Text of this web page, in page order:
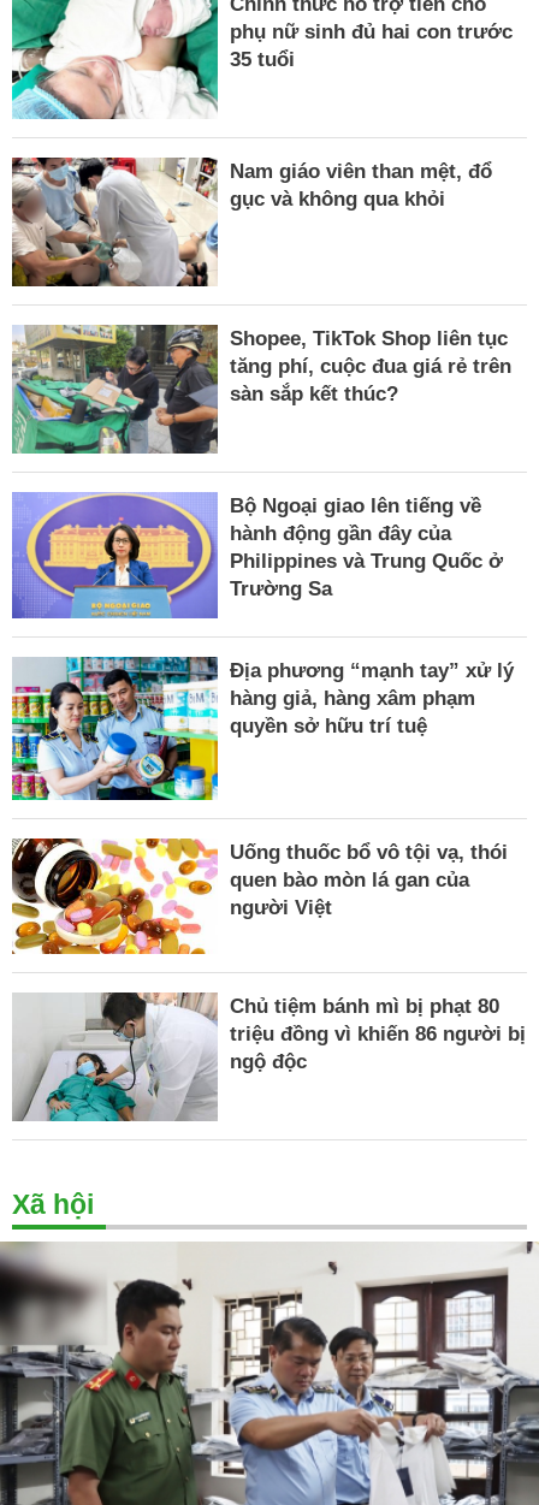
phụ nữ sinh đủ hai con trước
35 tuổi
Nam giáo viên than mệt, đổ
gục và không qua khỏi
Shopee, TikTok Shop liên tục
tăng phí, cuộc đua giá rẻ trên
sàn sắp kết thúc?
Bộ Ngoại giao lên tiếng về
hành động gần đây của
Philippines và Trung Quốc ở
Trường Sa
Địa phương “mạnh tay” xử lý
hàng giả, hàng xâm phạm
quyền sở hữu trí tuệ
Uống thuốc bổ vô tội vạ, thói
quen bào mòn lá gan của
người Việt
Chủ tiệm bánh mì bị phạt 80
triệu đồng vì khiến 86 người bị
ngộ độc
Xã hội